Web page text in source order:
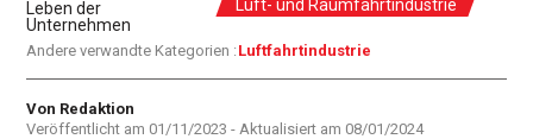
Leben der
Unternehmen
Luft- und Raumfahrtindustrie
Andere verwandte Kategorien : Luftfahrtindustrie
Autor
Von Redaktion
Veröffentlicht am 01/11/2023 - Aktualisiert am 08/01/2024